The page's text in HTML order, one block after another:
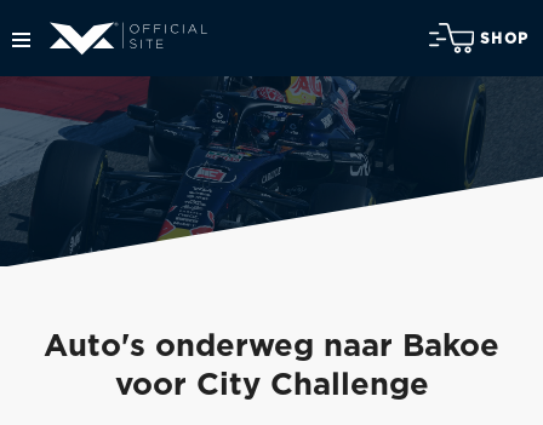
SHOP
Auto's onderweg naar Bakoe
voor City Challenge